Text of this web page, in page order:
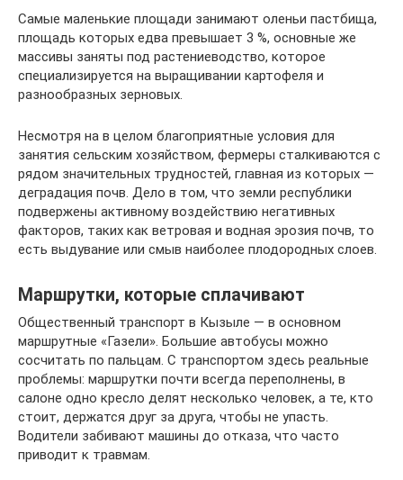
Самые маленькие площади занимают оленьи пастбища,
площадь которых едва превышает 3 %, основные же
массивы заняты под растениеводство, которое
специализируется на выращивании картофеля и
разнообразных зерновых.
Несмотря на в целом благоприятные условия для
занятия сельским хозяйством, фермеры сталкиваются с
рядом значительных трудностей, главная из которых —
деградация почв. Дело в том, что земли республики
подвержены активному воздействию негативных
факторов, таких как ветровая и водная эрозия почв, то
есть выдувание или смыв наиболее плодородных слоев.
Маршрутки, которые сплачивают
Общественный транспорт в Кызыле — в основном
маршрутные «Газели». Большие автобусы можно
сосчитать по пальцам. С транспортом здесь реальные
проблемы: маршрутки почти всегда переполнены, в
салоне одно кресло делят несколько человек, а те, кто
стоит, держатся друг за друга, чтобы не упасть.
Водители забивают машины до отказа, что часто
приводит к травмам.